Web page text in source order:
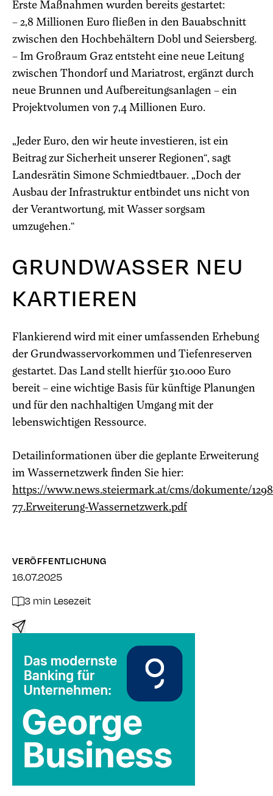
VERÖFFENTLICHUNG
16.07.2025
3 min Lesezeit
Erste Maßnahmen wurden bereits gestartet:
– 2,8 Millionen Euro fließen in den Bauabschnitt
zwischen den Hochbehältern Dobl und Seiersberg.
– Im Großraum Graz entsteht eine neue Leitung
zwischen Thondorf und Mariatrost, ergänzt durch
neue Brunnen und Aufbereitungsanlagen – ein
Projektvolumen von 7,4 Millionen Euro.
„Jeder Euro, den wir heute investieren, ist ein
Beitrag zur Sicherheit unserer Regionen“, sagt
Landesrätin Simone Schmiedtbauer. „Doch der
Ausbau der Infrastruktur entbindet uns nicht von
der Verantwortung, mit Wasser sorgsam
umzugehen.“
GRUNDWASSER NEU
KARTIEREN
Flankierend wird mit einer umfassenden Erhebung
der Grundwasservorkommen und Tiefenreserven
gestartet. Das Land stellt hierfür 310.000 Euro
bereit – eine wichtige Basis für künftige Planungen
und für den nachhaltigen Umgang mit der
lebenswichtigen Ressource.
Detailinformationen über die geplante Erweiterung
im Wassernetzwerk finden Sie hier:
https://www.news.steiermark.at/cms/dokumente/
77.Erweiterung-Wassernetzwerk.pdf